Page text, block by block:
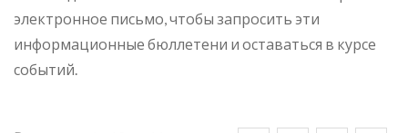
электронное письмо, чтобы запросить эти
информационные бюллетени и оставаться в курсе
событий.